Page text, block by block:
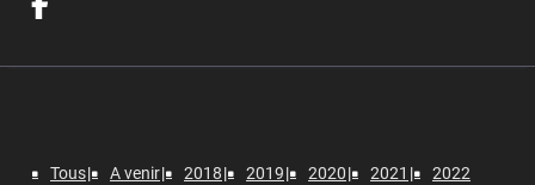
Tous A venir 2018 2019 2020 2021 2022